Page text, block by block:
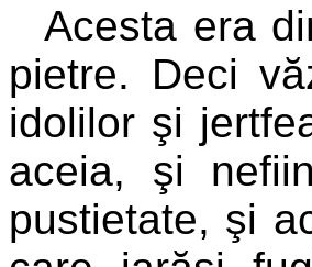
Acesta era
pietre. Deci
idolilor şi
aceia, şi
pustietate, şi